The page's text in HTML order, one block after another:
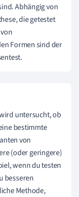
Abhängig von
die getestet
Formen sind der
untersucht, ob
bestimmte
von
(oder geringere)
wenn du testen
besseren
Methode,